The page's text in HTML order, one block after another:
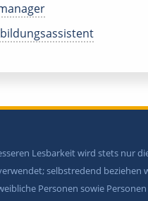
Lesbarkeit wird stets nur
selbstredend beziehen
Personen sowie